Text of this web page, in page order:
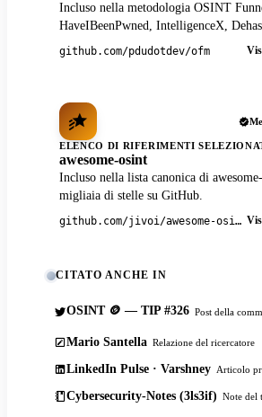
Incluso nella metodologia OSINT
HaveIBeenPwned, IntelligenceX,
github.com/pdudotdev/ofm
ELENCO DI RIFERIMENTI
awesome-osint
Incluso nella lista canonica di
migliaia di stelle su GitHub.
github.com/jivoi/awesome-osint
CITATO ANCHE IN
OSINT 🪙 — TIP #326 Post della
Mario Santella Relazione del ricercatore
LinkedIn Pulse · Varshney Articolo
Cybersecurity-Notes (3ls3if) Note del